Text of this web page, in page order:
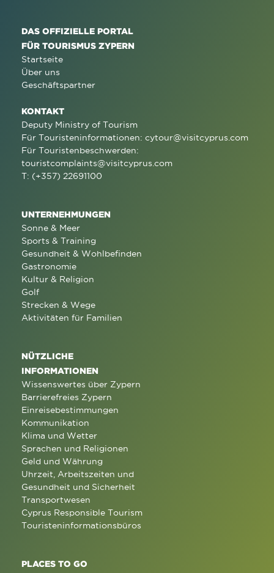
DAS OFFIZIELLE PORTAL
FÜR TOURISMUS ZYPERN
Startseite
Über uns
Geschäftspartner
KONTAKT
Deputy Ministry of Tourism
Für Touristeninformationen: cytour@visitcyprus.com
Für Touristenbeschwerden:
touristcomplaints@visitcyprus.com
T: (+357) 22691100
UNTERNEHMUNGEN
Sonne & Meer
Sports & Training
Gesundheit & Wohlbefinden
Gastronomie
Kultur & Religion
Golf
Strecken & Wege
Aktivitäten für Familien
NÜTZLICHE
INFORMATIONEN
Wissenswertes über Zypern
Barrierefreies Zypern
Einreisebestimmungen
Kommunikation
Klima und Wetter
Sprachen und Religionen
Geld und Währung
Uhrzeit, Arbeitszeiten und
Gesundheit und Sicherheit
Transportwesen
Cyprus Responsible Tourism
Touristeninformationsbüros
PLACES TO GO